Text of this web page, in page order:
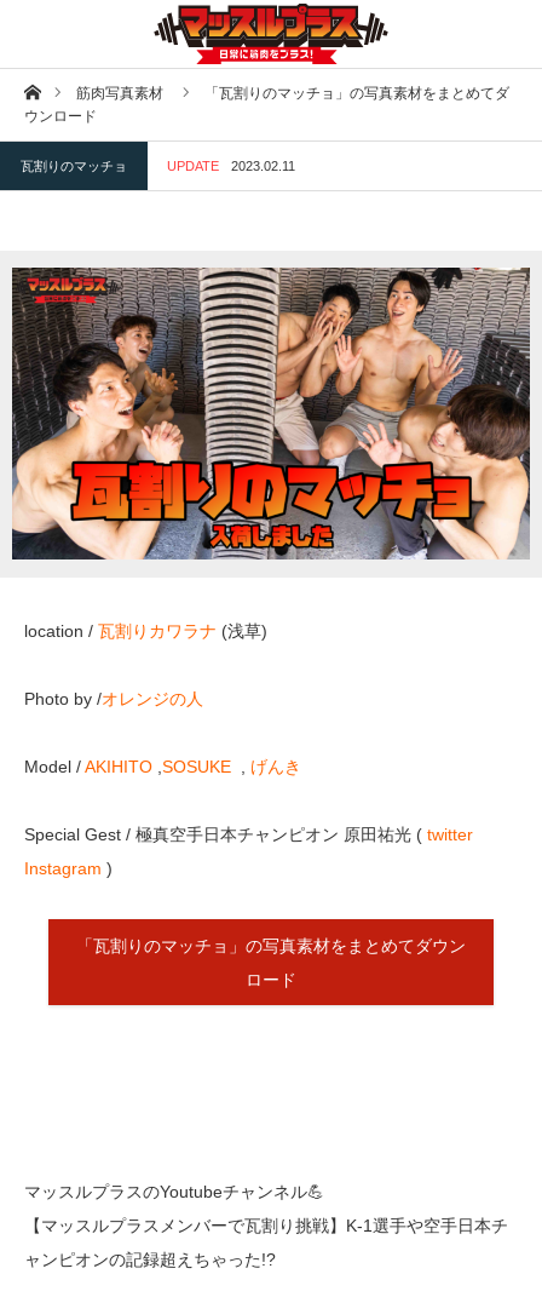
ホーム筋肉写真素材
「瓦割りのマッチョ」の写真素材をまとめてダ
ウンロード
瓦割りのマッチョ UPDATE 2023.02.11
location / 瓦割りカワラナ (浅草)
Photo by /オレンジの人
Model /AKIHITO SOSUKE げんき
Special Gest / 極真空手日本チャンピオン 原田祐光 ( twitter
Instagram )
「瓦割りのマッチョ」の写真素材をまとめてダウン
ロード
マッスルプラスのYoutubeチャンネル💪
【マッスルプラスメンバーで瓦割り挑戦】K-1選手や空手日本チ
ャンピオンの記録超えちゃった!?